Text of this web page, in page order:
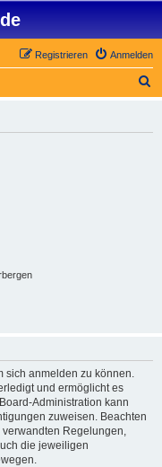
Anmelden
Registrieren
sich anmelden zu können.
und ermöglicht es
Administration kann
zuweisen. Beachten
Regelungen,
die jeweiligen